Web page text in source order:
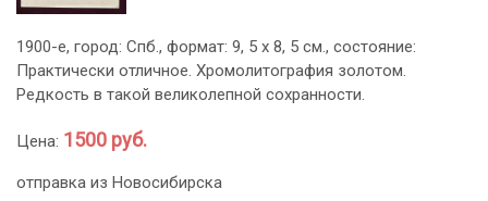
1900-е, город: Спб., формат: 9, 5 х 8, 5 см., состояние:
Практически отличное. Хромолитография золотом.
Редкость в такой великолепной сохранности.
Цена: 1500 руб.
отправка из Новосибирска